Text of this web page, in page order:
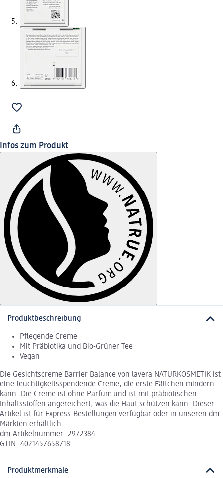
Infos zum Produkt
Produktbeschreibung
Pflegende Creme
Mit Präbiotika und Bio-Grüner Tee
Vegan
Die Gesichtscreme Barrier Balance von lavera NATURKOSMETIK ist
eine feuchtigkeitsspendende Creme, die erste Fältchen mindern
kann. Die Creme ist ohne Parfum und ist mit präbiotischen
Inhaltsstoffen angereichert, was die Haut schützen kann. Dieser
Artikel ist für Express-Bestellungen verfügbar oder in unseren dm-
Märkten erhältlich.
dm-Artikelnummer: 2972384
GTIN: 4021457658718
Produktmerkmale